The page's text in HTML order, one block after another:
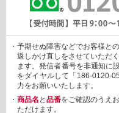
3. 個人情報の提供
あらかじめご本人様から
られている場合を除き、
しません。
しかしながら、お客様が
合に限り、カード発行会
ュア2.0」のために、お
代行会社：GMOペイメン
報を開示し、本人認証を
・金額など、決済に関す
・予期せぬ障害などでお客様と
返しかけ直しをさせていただく
ます。発信者番号を非通知に
をダイヤルして「186-0120-
力をお願いいたします。
・ 商品名 と 品番をご確認のうえ
ただけます。